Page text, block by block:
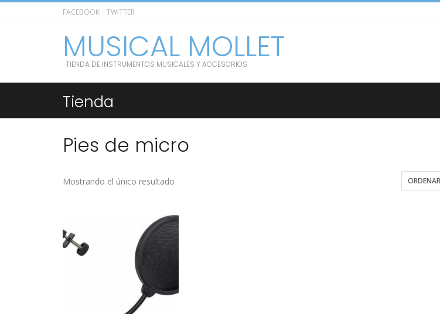
FACEBOOK TWITTER
MUSICAL MOLLET
TIENDA DE INSTRUMENTOS MUSICALES Y ACCESORIOS
Tienda
Pies de micro
Mostrando el único resultado